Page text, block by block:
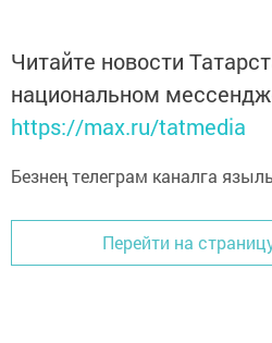
Читайте новости
национальном
https://max.ru/tatmedia
Безнең телеграм каналга
Перейти на